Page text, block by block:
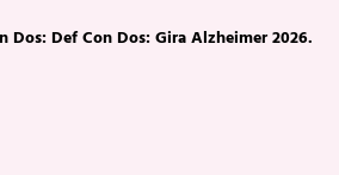
Dos: Def Con Dos: Gira Alzheimer 2026.